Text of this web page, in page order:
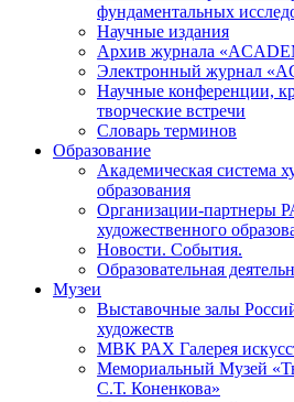
фундаментальных
Научные издания
Архив журнала
Электронный журнал
Научные конференции,
творческие встречи
Словарь терминов
Образование
Академическая система
образования
Организации-партнеры
художественного
Новости. События.
Образовательная
Музеи
Выставочные залы
художеств
МВК РАХ Галерея
Мемориальный Музей
С.Т. Коненкова»